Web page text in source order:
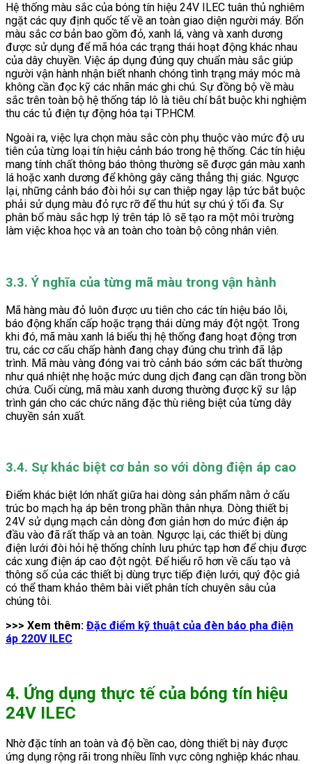
Hệ thống màu sắc của bóng tín hiệu 24V ILEC tuân thủ nghiêm
ngặt các quy định quốc tế về an toàn giao diện người máy. Bốn
màu sắc cơ bản bao gồm đỏ, xanh lá, vàng và xanh dương
được sử dụng để mã hóa các trạng thái hoạt động khác nhau
của dây chuyền. Việc áp dụng đúng quy chuẩn màu sắc giúp
người vận hành nhận biết nhanh chóng tình trạng máy móc mà
không cần đọc kỹ các nhãn mác ghi chú. Sự đồng bộ về màu
sắc trên toàn bộ hệ thống táp lô là tiêu chí bắt buộc khi nghiệm
thu các tủ điện tự động hóa tại TP.HCM.
Ngoài ra, việc lựa chọn màu sắc còn phụ thuộc vào mức độ ưu
tiên của từng loại tín hiệu cảnh báo trong hệ thống. Các tín hiệu
mang tính chất thông báo thông thường sẽ được gán màu xanh
lá hoặc xanh dương để không gây căng thẳng thị giác. Ngược
lại, những cảnh báo đòi hỏi sự can thiệp ngay lập tức bắt buộc
phải sử dụng màu đỏ rực rỡ để thu hút sự chú ý tối đa. Sự
phân bổ màu sắc hợp lý trên táp lô sẽ tạo ra một môi trường
làm việc khoa học và an toàn cho toàn bộ công nhân viên.
3.3. Ý nghĩa của từng mã màu trong vận hành
Mã hàng màu đỏ luôn được ưu tiên cho các tín hiệu báo lỗi,
báo động khẩn cấp hoặc trạng thái dừng máy đột ngột. Trong
khi đó, mã màu xanh lá biểu thị hệ thống đang hoạt động trơn
tru, các cơ cấu chấp hành đang chạy đúng chu trình đã lập
trình. Mã màu vàng đóng vai trò cảnh báo sớm các bất thường
như quá nhiệt nhẹ hoặc mức dung dịch đang cạn dần trong bồn
chứa. Cuối cùng, mã màu xanh dương thường được kỹ sư lập
trình gán cho các chức năng đặc thù riêng biệt của từng dây
chuyền sản xuất.
3.4. Sự khác biệt cơ bản so với dòng điện áp cao
Điểm khác biệt lớn nhất giữa hai dòng sản phẩm nằm ở cấu
trúc bo mạch hạ áp bên trong phần thân nhựa. Dòng thiết bị
24V sử dụng mạch cản dòng đơn giản hơn do mức điện áp
đầu vào đã rất thấp và an toàn. Ngược lại, các thiết bị dùng
điện lưới đòi hỏi hệ thống chỉnh lưu phức tạp hơn để chịu được
các xung điện áp cao đột ngột. Để hiểu rõ hơn về cấu tạo và
thông số của các thiết bị dùng trực tiếp điện lưới, quý độc giả
có thể tham khảo thêm bài viết phân tích chuyên sâu của
chúng tôi.
>>> Xem thêm: Đặc điểm kỹ thuật của đèn báo pha điện
áp 220V ILEC
4. Ứng dụng thực tế của bóng tín hiệu
24V ILEC
Nhờ đặc tính an toàn và độ bền cao, dòng thiết bị này được
ứng dụng rộng rãi trong nhiều lĩnh vực công nghiệp khác nhau.